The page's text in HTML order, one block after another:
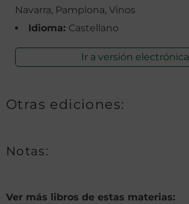
Navarra, Pamplona, Vinos
Idioma: Castellano
Ir a versión electrónica
Otras ediciones:
Notas:
Ver más libros de estas materias: